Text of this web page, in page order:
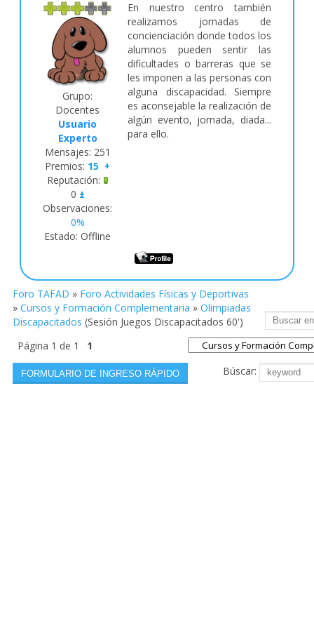
Grupo:
Docentes
Usuario
Experto
Mensajes: 251
Premios: 15 +
Reputación:
0 ±
Observaciones:
0%
Estado: Offline
En nuestro centro también
realizamos jornadas de
concienciación donde todos los
alumnos pueden sentir las
dificultades o barreras que se
les imponen a las personas con
alguna discapacidad. Siempre
es aconsejable la realización de
algún evento, jornada, diada...
para ello.
Foro TAFAD » Foro Actividades Físicas y Deportivas
» Cursos y Formación Complementaria » Olimpiadas
Discapacitados (Sesión Juegos Discapacitados 60')
Página 1 de 1
1
Búscar: